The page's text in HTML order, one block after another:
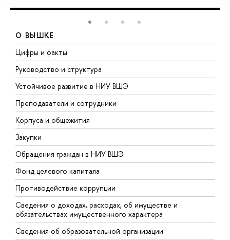
О ВЫШКЕ
Цифры и факты
Руководство и структура
Устойчивое развитие в НИУ ВШЭ
Преподаватели и сотрудники
Корпуса и общежития
Закупки
Обращения граждан в НИУ ВШЭ
Фонд целевого капитала
Противодействие коррупции
Сведения о доходах, расходах, об имуществе и
обязательствах имущественного характера
Сведения об образовательной организации